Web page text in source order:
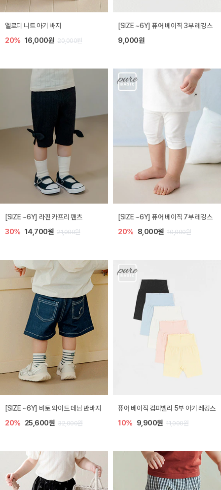
엘로디 니트 아기 바지
20% 16,000원 20,000원
[SIZE ~6Y] 퓨어 베이직 3부 레깅스
9,000원
[SIZE ~6Y] 라핀 카프리 팬츠
30% 14,700원 21,000원
[SIZE ~6Y] 퓨어 베이직 7부 레깅스
20% 8,000원 10,000원
[SIZE ~6Y] 비토 와이드 데님 반바지
20% 25,600원 32,000원
퓨어 베이직 컴피벨리 5부 아기 레깅스
10% 9,900원 11,000원